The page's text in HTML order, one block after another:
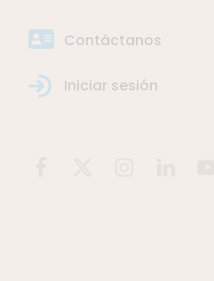
Contáctanos
Iniciar sesión